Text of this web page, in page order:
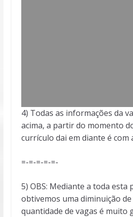
4) Todas as informações da
acima, a partir do momento
currículo dai em diante é com
=-=-=-=-=-
5) OBS: Mediante a toda esta
obtivemos uma diminuição de
quantidade de vagas é muito